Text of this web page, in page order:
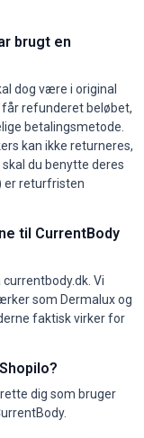
brugt en
dog være i original
refunderet beløbet,
betalingsmetode.
kan ikke returneres,
du benytte deres
er returfristen
til CurrentBody
Vi
som Dermalux og
faktisk virker for
dig som bruger